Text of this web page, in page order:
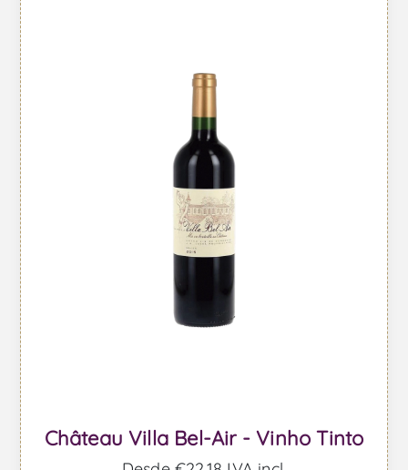
Château Villa Bel-Air - Vinho Tinto